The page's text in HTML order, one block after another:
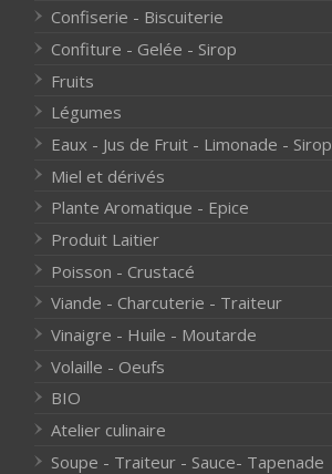
Confiserie - Biscuiterie
Confiture - Gelée - Sirop
Fruits
Légumes
Eaux - Jus de Fruit - Limonade - Sirop
Miel et dérivés
Plante Aromatique - Epice
Produit Laitier
Poisson - Crustacé
Viande - Charcuterie - Traiteur
Vinaigre - Huile - Moutarde
Volaille - Oeufs
BIO
Atelier culinaire
Soupe - Traiteur - Sauce- Tapenade